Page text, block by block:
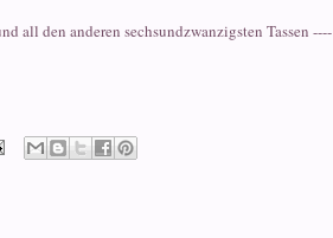
all den anderen sechsundzwanzigsten Tassen ----